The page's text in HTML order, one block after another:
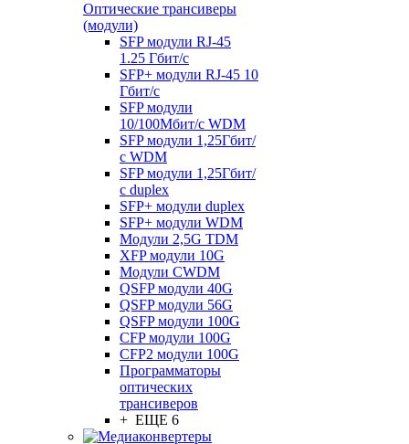
Оптические трансиверы
(модули)
SFP модули RJ-45
1.25 Гбит/c
SFP+ модули RJ-45 10
Гбит/c
SFP модули
10/100Мбит/с WDM
SFP модули 1,25Гбит/
с WDM
SFP модули 1,25Гбит/
с duplex
SFP+ модули duplex
SFP+ модули WDM
Модули 2,5G TDM
XFP модули 10G
Модули CWDM
QSFP модули 40G
QSFP модули 56G
QSFP модули 100G
CFP модули 100G
CFP2 модули 100G
Программаторы
оптических
трансиверов
+ ЕЩЕ 6